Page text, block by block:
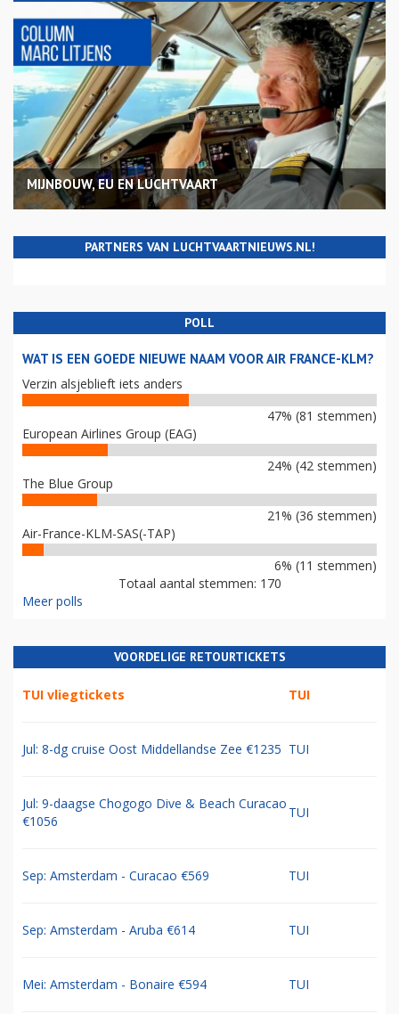
MIJNBOUW, EU EN LUCHTVAART
PARTNERS VAN LUCHTVAARTNIEUWS.NL!
POLL
WAT IS EEN GOEDE NIEUWE NAAM VOOR AIR FRANCE-KLM?
Verzin alsjeblieft iets anders
47% (81 stemmen)
European Airlines Group (EAG)
24% (42 stemmen)
The Blue Group
21% (36 stemmen)
Air-France-KLM-SAS(-TAP)
6% (11 stemmen)
Totaal aantal stemmen: 170
Meer polls
VOORDELIGE RETOURTICKETS
TUI vliegtickets TUI
Jul: 8-dg cruise Oost Middellandse Zee €1235 TUI
Jul: 9-daagse Chogogo Dive & Beach Curacao
€1056
TUI
Sep: Amsterdam - Curacao €569 TUI
Sep: Amsterdam - Aruba €614 TUI
Mei: Amsterdam - Bonaire €594 TUI